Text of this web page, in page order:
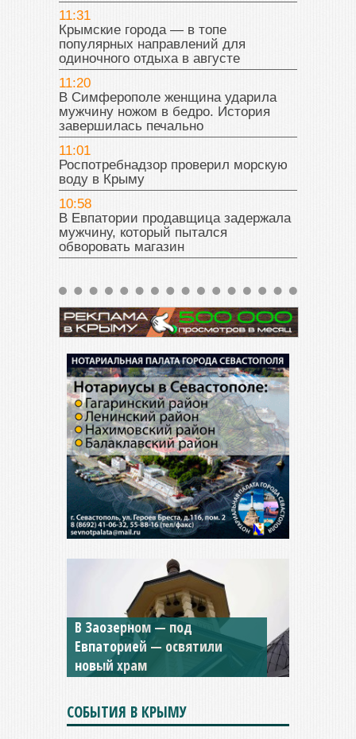
11:31
Крымские города — в топе
популярных направлений для
одиночного отдыха в августе
11:20
В Симферополе женщина ударила
мужчину ножом в бедро. История
завершилась печально
11:01
Роспотребнадзор проверил морскую
воду в Крыму
10:58
В Евпатории продавщица задержала
мужчину, который пытался
обворовать магазин
В Заозерном — под
Евпаторией — освятили
новый храм
Мужской монастырь Косьмы
и Дамиана в Крыму вновь
открыт для посещения
СОБЫТИЯ В КРЫМУ